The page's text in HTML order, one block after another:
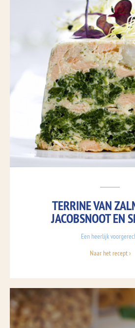
TERRINE VAN
JACOBSNOOT EN
Een heerlijk
Naar het recept ›